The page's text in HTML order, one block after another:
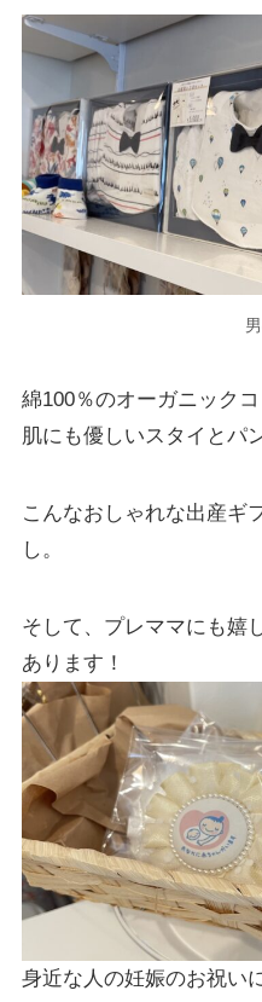
綿100％のオーガニック
肌にも優しいスタイとパ
こんなおしゃれな出産ギ
し。
そして、プレママにも嬉
あります！
身近な人の妊娠のお祝い